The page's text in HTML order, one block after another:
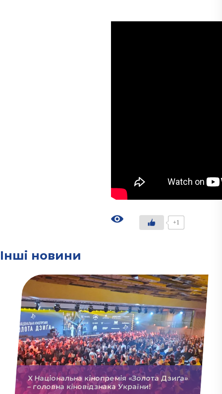
+1
Інші новини
X Національна кінопремія «Золота Дзиґа»
– головна кіновідзнака України!